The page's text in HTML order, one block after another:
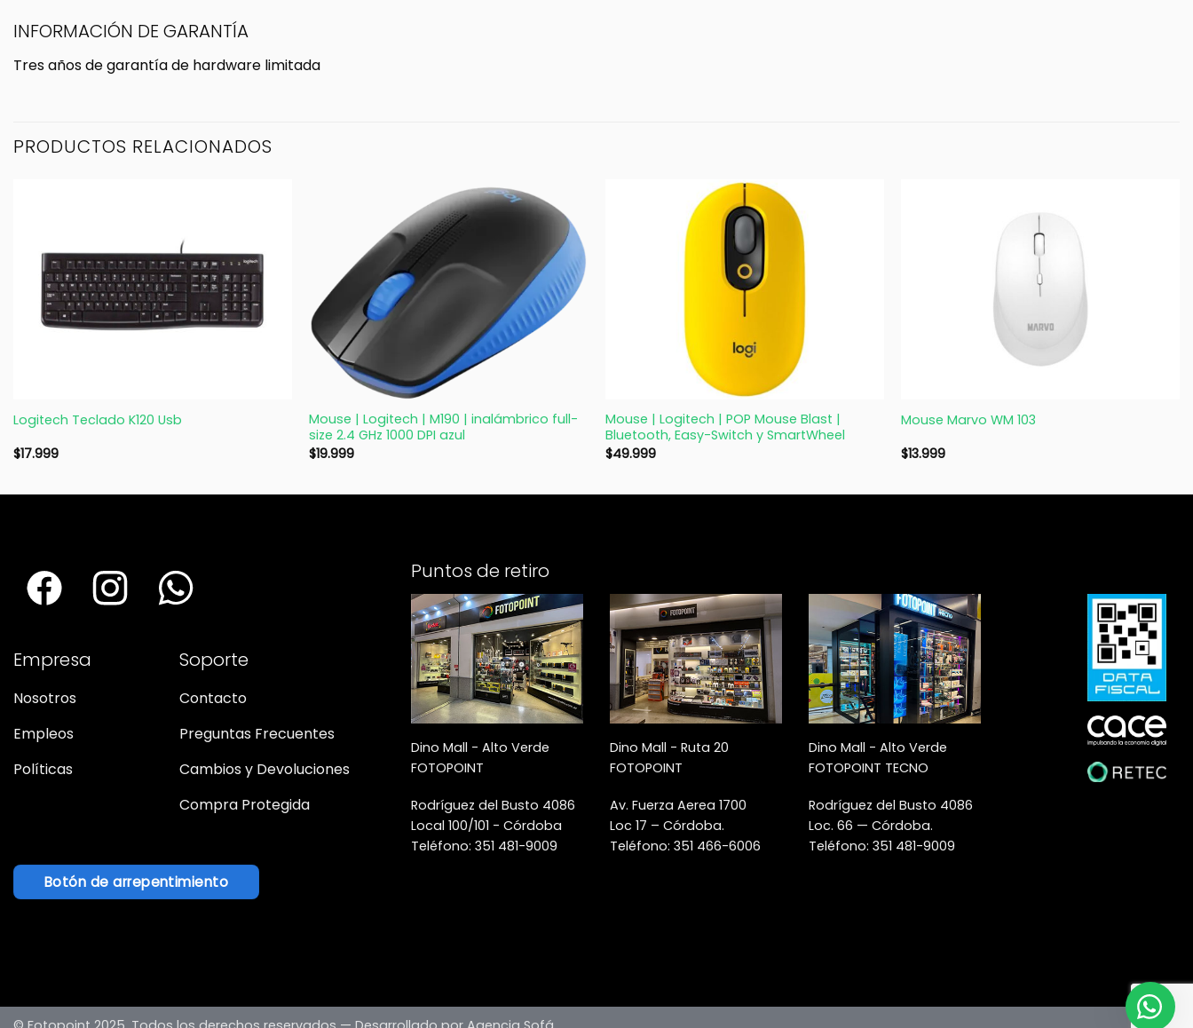
INFORMACIÓN DE GARANTÍA
Tres años de garantía de hardware limitada
PRODUCTOS RELACIONADOS
Logitech Teclado K120 Usb
$17.999
Mouse | Logitech | M190 | inalámbrico full-
size 2.4 GHz 1000 DPI azul
$19.999
Mouse | Logitech | POP Mouse Blast |
Bluetooth, Easy-Switch y SmartWheel
$49.999
Mouse Marvo WM 103
$13.999
Empresa
Nosotros
Empleos
Políticas
Soporte
Contacto
Preguntas Frecuentes
Cambios y Devoluciones
Compra Protegida
Botón de arrepentimiento
Puntos de retiro
Dino Mall - Alto Verde
FOTOPOINT
Rodríguez del Busto 4086
Local 100/101 - Córdoba
Teléfono: 351 481-9009
Dino Mall - Ruta 20
FOTOPOINT
Av. Fuerza Aerea 1700
Loc 17 – Córdoba.
Teléfono: 351 466-6006
Dino Mall - Alto Verde
FOTOPOINT TECNO
Rodríguez del Busto 4086
Loc. 66 — Córdoba.
Teléfono: 351 481-9009